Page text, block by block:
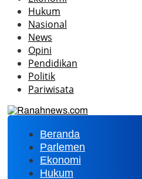
Hukum
Nasional
News
Opini
Pendidikan
Politik
Pariwisata
Beranda
Parlemen
Ekonomi
Hukum